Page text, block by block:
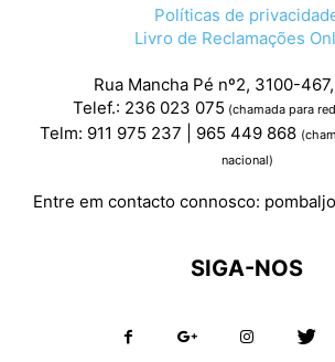
Políticas de
Livro de Reclamações
Rua Mancha Pé nº2, 3100-
Telef.: 236 023 075 (chamada para
Telm: 911 975 237 | 965 449 868
nacional)
Entre em contacto connosco:
SIGA-NOS